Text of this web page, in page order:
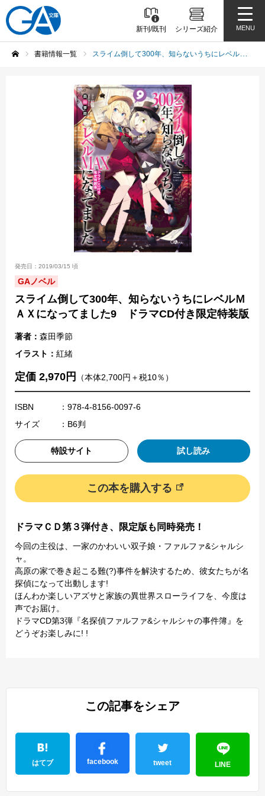
新刊/既刊 シリーズ紹介 MENU
書籍情報一覧 スライム倒して300年、知らないうちにレベルＭＡＸになってました9 ドラマCD付き限定特装版
発売日：2019/03/15 頃
GAノベル
スライム倒して300年、知らないうちにレベルＭ
ＡＸになってました9 ドラマCD付き限定特装版
著者： 森田季節
イラスト： 紅緒
定価 2,970円 （本体2,700円＋税10％）
ISBN
：978-4-8156-0097-6
サイズ
：B6判
特設サイト 試し読み
この本を購入する
ドラマＣＤ第３弾付き、限定版も同時発売！
今回の主役は、一家のかわいい双子娘・ファルファ&シャルシ
ャ。
高原の家で巻き起こる難(?)事件を解決するため、彼女たちが名
探偵になって出動します!
ほんわか楽しいアズサと家族の異世界スローライフを、今度は
声でお届け。
ドラマCD第3弾『名探偵ファルファ&シャルシャの事件簿』を
どうぞお楽しみに! !
この記事をシェア
はてブ facebook tweet LINE